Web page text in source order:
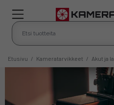
Etusivu / Kameratarvikkeet / Akut ja